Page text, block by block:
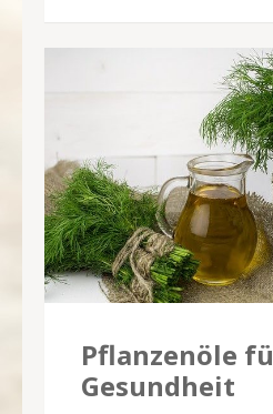
Pflanzenöle
Gesundheit